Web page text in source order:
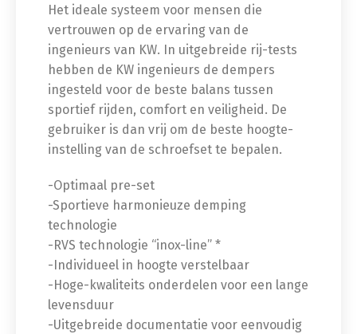
Het ideale systeem voor mensen die
vertrouwen op de ervaring van de
ingenieurs van KW. In uitgebreide rij-tests
hebben de KW ingenieurs de dempers
ingesteld voor de beste balans tussen
sportief rijden, comfort en veiligheid. De
gebruiker is dan vrij om de beste hoogte-
instelling van de schroefset te bepalen.
-Optimaal pre-set
-Sportieve harmonieuze demping
technologie
-RVS technologie “inox-line” *
-Individueel in hoogte verstelbaar
-Hoge-kwaliteits onderdelen voor een lange
levensduur
-Uitgebreide documentatie voor eenvoudig